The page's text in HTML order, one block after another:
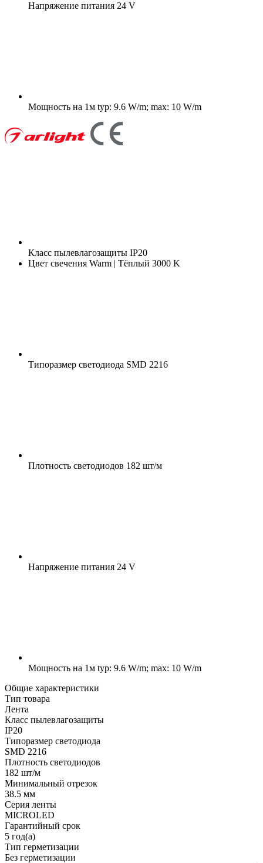
Напряжение питания 24 V
Мощность на 1м typ: 9.6 W/m; max: 10 W/m
Класс пылевлагозащиты IP20
Цвет свечения Warm | Тёплый 3000 K
Типоразмер светодиода SMD 2216
Плотность светодиодов 182 шт/м
Напряжение питания 24 V
Мощность на 1м typ: 9.6 W/m; max: 10 W/m
Общие характеристики
Тип товара
Лента
Класс пылевлагозащиты
IP20
Типоразмер светодиода
SMD 2216
Плотность светодиодов
182 шт/м
Минимальный отрезок
38.5 мм
Серия ленты
MICROLED
Гарантийный срок
5 год(а)
Тип герметизации
Без герметизации